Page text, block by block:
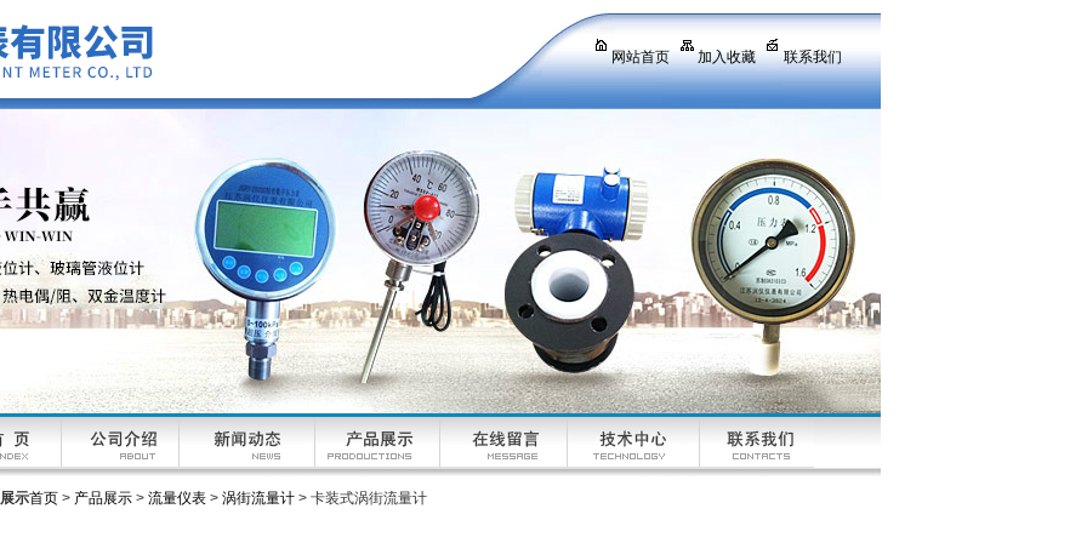
网站首页 加入收藏 联系我们
示首页 > 产品展示 > 流量仪表 > 涡街流量计 > 卡装式涡街流量计